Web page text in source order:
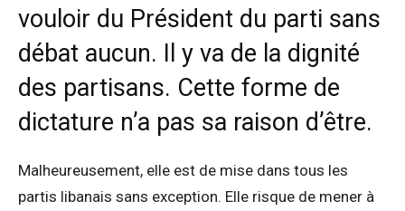
vouloir du Président du parti sans
débat aucun. Il y va de la dignité
des partisans. Cette forme de
dictature n’a pas sa raison d’être.
Malheureusement, elle est de mise dans tous les
partis libanais sans exception. Elle risque de mener à